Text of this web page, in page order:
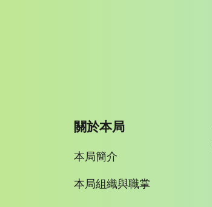
關於本局
本局簡介
本局組織與職掌